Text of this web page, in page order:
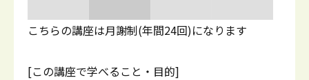
こちらの講座は月謝制(年間24回)になります
[この講座で学べること・目的]